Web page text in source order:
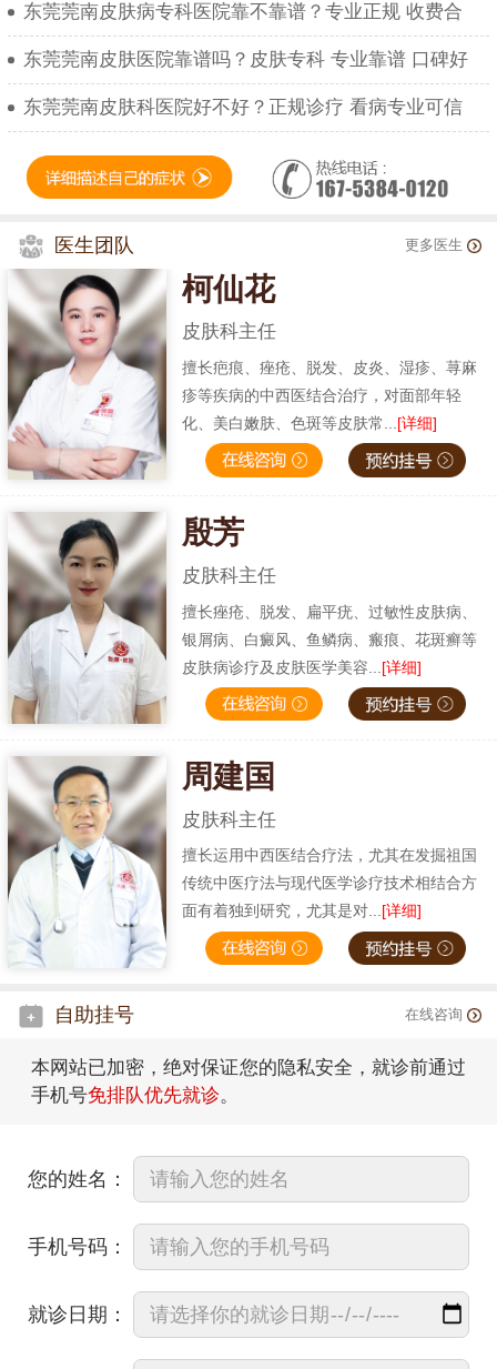
东莞莞南皮肤病专科医院靠不靠谱？专业正规 收费合
东莞莞南皮肤医院靠谱吗？皮肤专科 专业靠谱 口碑好
东莞莞南皮肤科医院好不好？正规诊疗 看病专业可信
医生团队 更多医生
柯仙花
皮肤科主任
擅长疤痕、痤疮、脱发、皮炎、湿疹、荨麻
疹等疾病的中西医结合治疗，对面部年轻
化、美白嫩肤、色斑等皮肤常... [详细]
殷芳
皮肤科主任
擅长痤疮、脱发、扁平疣、过敏性皮肤病、
银屑病、白癜风、鱼鳞病、瘢痕、花斑癣等
皮肤病诊疗及皮肤医学美容... [详细]
周建国
皮肤科主任
擅长运用中西医结合疗法，尤其在发掘祖国
传统中医疗法与现代医学诊疗技术相结合方
面有着独到研究，尤其是对...[详细]
自助挂号 在线咨询
本网站已加密，绝对保证您的隐私安全，就诊前通过
手机号免排队优先就诊。
您的姓名：
手机号码：
就诊日期：